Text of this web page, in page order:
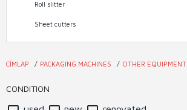
are
here
CÍMLAP PACKAGING MACHINES OTHER EQUIPMENT
CONDITION
Roll slitter
Sheet cutters